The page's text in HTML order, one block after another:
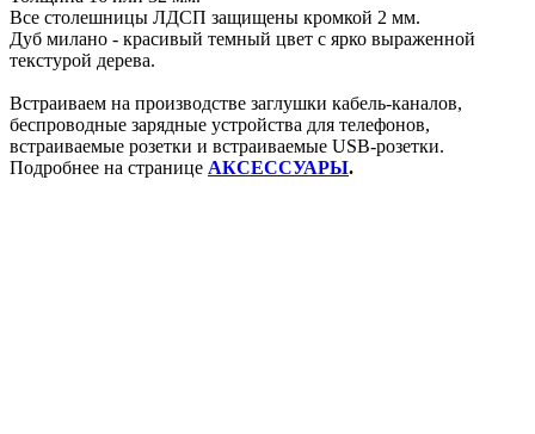
Все столешницы ЛДСП защищены кромкой 2 мм.
Дуб милано - красивый темный цвет с ярко выраженной
текстурой дерева.
Встраиваем на производстве заглушки кабель-каналов,
беспроводные зарядные устройства для телефонов,
встраиваемые розетки и встраиваемые USB-розетки.
Подробнее на странице АКСЕССУАРЫ.